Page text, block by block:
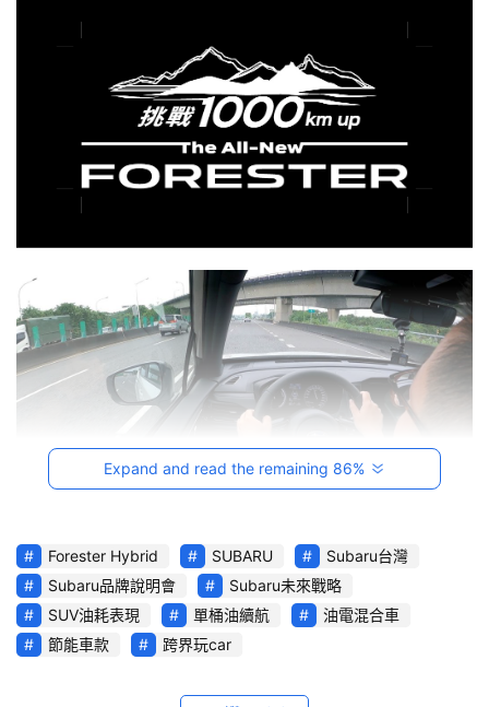
車
與
生
活
玩
C
A
R
綜
超長行駛里程實力，Subaru總代理台灣意美汽車特別舉辦『一桶
油，凸全台灣』千里長征挑戰賽；最終由專業汽車媒體「CARTURE
車勢文化」在規範時間之內，以行駛1212.9km的距離、耗費57.1公
升、平均油耗21.2kmL成績，領先所有其他的參賽隊伍、奪下本次挑
戰賽的冠軍頭銜。
Expand and read the remaining 86%
Forester Hybrid SUBARU
Subaru台灣
Subaru品牌說明會
Subaru未來戰略
SUV油耗表現
單桶油續航
油電混合車
節能車款
跨界玩car